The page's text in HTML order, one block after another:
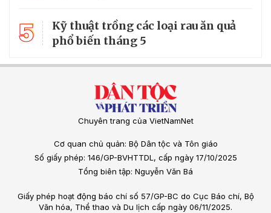
5
Kỹ thuật trồng các loại rau ăn quả
phổ biến tháng 5
Chuyên trang của VietNamNet
Cơ quan chủ quản: Bộ Dân tộc và Tôn giáo
Số giấy phép: 146/GP-BVHTTDL, cấp ngày 17/10/2025
Tổng biên tập: Nguyễn Văn Bá
Giấy phép hoạt động báo chí số 57/GP-BC do Cục Báo chí, Bộ
Văn hóa, Thể thao và Du lịch cấp ngày 06/11/2025.